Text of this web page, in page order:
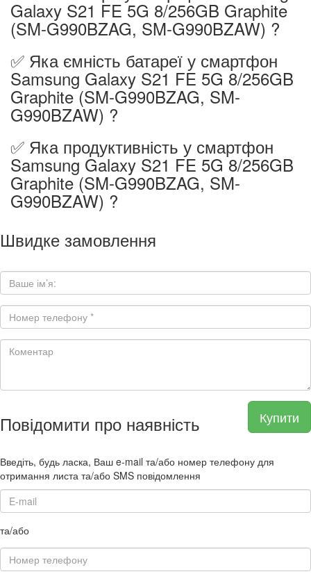
Galaxy S21 FE 5G 8/256GB Graphite
(SM-G990BZAG, SM-G990BZAW) ?
✅ Яка ємність батареї у смартфон
Samsung Galaxy S21 FE 5G 8/256GB
Graphite (SM-G990BZAG, SM-
G990BZAW) ?
✅ Яка продуктивність у смартфон
Samsung Galaxy S21 FE 5G 8/256GB
Graphite (SM-G990BZAG, SM-
G990BZAW) ?
Швидке замовлення
Купити
Повідомити про наявність
Введіть, будь ласка, Ваш e-mail та/або номер телефону для
отримання листа та/або SMS повідомлення
та/або